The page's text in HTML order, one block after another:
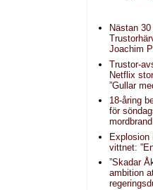
Nästan
Joachim
Trustor-
Netflix
”Gullar
18-åring
för
Explosion
vittnet:
”Skadar
ambition